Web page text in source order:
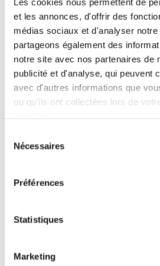
et les annonces, d'offrir des
médias sociaux et d'analyser
partageons également des
notre site avec nos partenaires de
publicité et d'analyse, qui peuvent
avec d'autres informations que
ou qu'ils ont collectées lors de
Nécessaires
Préférences
Statistiques
Marketing
Membres
SCHLEIERMACHER